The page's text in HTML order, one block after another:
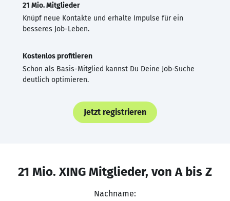
21 Mio. Mitglieder
Knüpf neue Kontakte und erhalte Impulse für ein
besseres Job-Leben.
Kostenlos profitieren
Schon als Basis-Mitglied kannst Du Deine Job-Suche
deutlich optimieren.
Jetzt registrieren
21 Mio. XING Mitglieder, von A bis Z
Nachname: